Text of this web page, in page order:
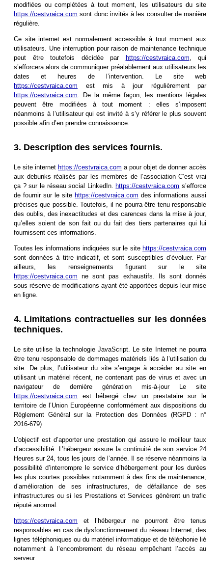
modifiées ou complétées à tout moment, les utilisateurs du site
https://cestvraica.com sont donc invités à les consulter de manière
régulière.
Ce site internet est normalement accessible à tout moment aux
utilisateurs. Une interruption pour raison de maintenance technique
peut être toutefois décidée par
https://cestvraica.com , qui
s’efforcera alors de communiquer préalablement aux utilisateurs les
dates et heures de l’intervention. Le site web
https://cestvraica.com est mis à jour régulièrement par
https://cestvraica.com . De la même façon, les mentions légales
peuvent être modifiées à tout moment : elles s’imposent
néanmoins à l’utilisateur qui est invité à s’y référer le plus souvent
possible afin d’en prendre connaissance.
3. Description des services fournis.
Le site internet https://cestvraica.com a pour objet de donner accès
aux debunks réalisés par les membres de l’association C’est vrai
ça ? sur le réseau social LinkedIn.
https://cestvraica.com s’efforce
de fournir sur le site https://cestvraica.com des informations aussi
précises que possible. Toutefois, il ne pourra être tenu responsable
des oublis, des inexactitudes et des carences dans la mise à jour,
qu’elles soient de son fait ou du fait des tiers partenaires qui lui
fournissent ces informations.
Toutes les informations indiquées sur le site https://cestvraica.com
sont données à titre indicatif, et sont susceptibles d’évoluer. Par
ailleurs, les renseignements figurant sur le site
https://cestvraica.com ne sont pas exhaustifs. Ils sont donnés
sous réserve de modifications ayant été apportées depuis leur mise
en ligne.
4. Limitations contractuelles sur les données
techniques.
Le site utilise la technologie JavaScript. Le site Internet ne pourra
être tenu responsable de dommages matériels liés à l’utilisation du
site. De plus, l’utilisateur du site s’engage à accéder au site en
utilisant un matériel récent, ne contenant pas de virus et avec un
navigateur de dernière génération mis-à-jour Le site
https://cestvraica.com est hébergé chez un prestataire sur le
territoire de l’Union Européenne conformément aux dispositions du
Règlement Général sur la Protection des Données (RGPD : n°
2016-679)
L’objectif est d’apporter une prestation qui assure le meilleur taux
d’accessibilité. L’hébergeur assure la continuité de son service 24
Heures sur 24, tous les jours de l’année. Il se réserve néanmoins la
possibilité d’interrompre le service d’hébergement pour les durées
les plus courtes possibles notamment à des fins de maintenance,
d’amélioration de ses infrastructures, de défaillance de ses
infrastructures ou si les Prestations et Services génèrent un trafic
réputé anormal.
https://cestvraica.com et l’hébergeur ne pourront être tenus
responsables en cas de dysfonctionnement du réseau Internet, des
lignes téléphoniques ou du matériel informatique et de téléphonie lié
notamment à l’encombrement du réseau empêchant l’accès au
serveur.